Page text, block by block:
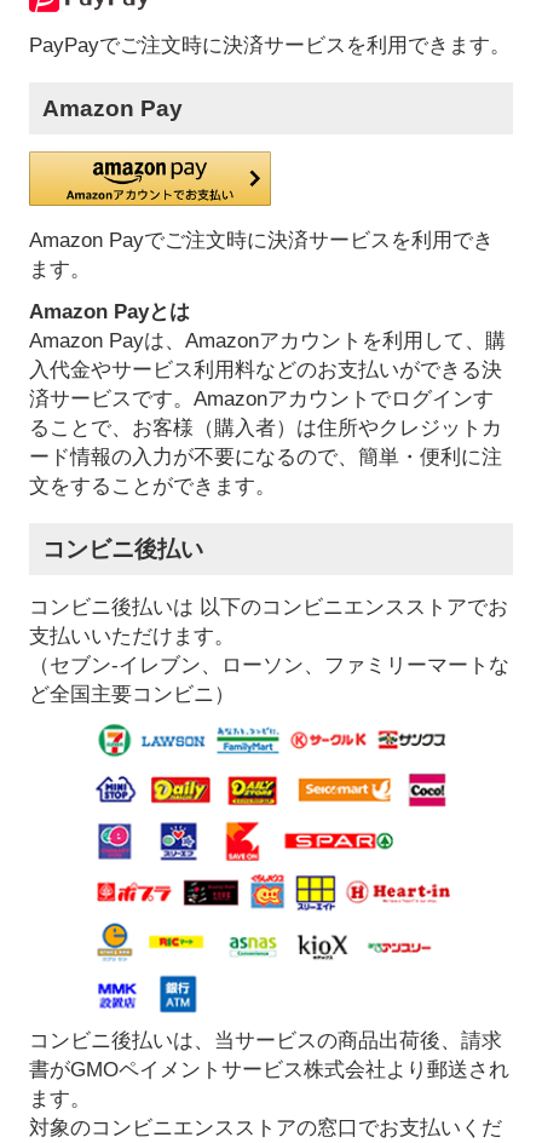
PayPayでご注文時に決済サービスを利用できます。
Amazon Pay
Amazon Payでご注文時に決済サービスを利用でき
ます。
Amazon Payとは
Amazon Payは、Amazonアカウントを利用して、購
入代金やサービス利用料などのお支払いができる決
済サービスです。Amazonアカウントでログインす
ることで、お客様（購入者）は住所やクレジットカ
ード情報の入力が不要になるので、簡単・便利に注
文をすることができます。
コンビニ後払い
コンビニ後払いは 以下のコンビニエンスストアでお
支払いいただけます。
（セブン-イレブン、ローソン、ファミリーマートな
ど全国主要コンビニ）
コンビニ後払いは、当サービスの商品出荷後、請求
書がGMOペイメントサービス株式会社より郵送され
ます。
対象のコンビニエンスストアの窓口でお支払いくだ